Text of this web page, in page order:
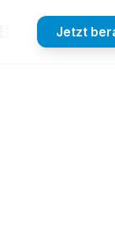
Jetzt